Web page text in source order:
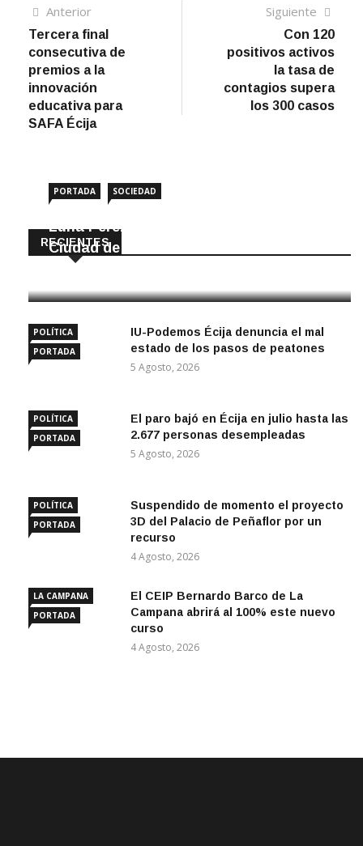
Navegación
de
entradas
AnteriorArtículo
anterior
Tercera final
consecutiva de
premios a la
innovación
educativa para
SAFA Écija
Siguiente
Con 120
positivos activos
la tasa de
contagios supera
los 300 casos
RECIENTES
PORTADA SOCIEDAD
Luna Pérez Flores viste de Feria a la
Ciudad de las Torres
POLÍTICA
PORTADA
IU-Podemos Écija denuncia el mal
estado de los pasos de peatones
5 Agosto, 2026
POLÍTICA
PORTADA
El paro bajó en Écija en julio hasta las
2.677 personas desempleadas
5 Agosto, 2026
POLÍTICA
PORTADA
Suspendido de momento el proyecto
3D del Palacio de Peñaflor por un
recurso
4 Agosto, 2026
LA CAMPANA
PORTADA
El CEIP Bernardo Barco de La
Campana abrirá al 100% este nuevo
curso
4 Agosto, 2026